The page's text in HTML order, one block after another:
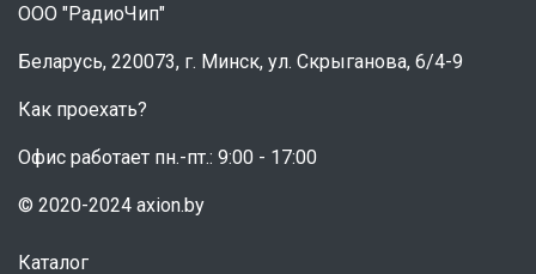
ООО "РадиоЧип"
Беларусь, 220073, г. Минск, ул. Скрыганова, 6/4-9
Как проехать?
Офис работает пн.-пт.: 9:00 - 17:00
© 2020-2024 axion.by
Каталог